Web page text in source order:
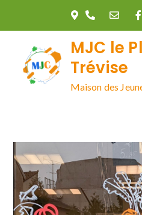
MJC le
Trévise
Maison des